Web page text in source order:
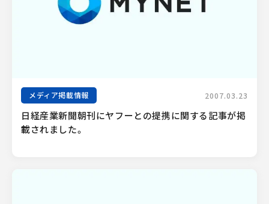
メディア掲載情報 2007.03.23
日経産業新聞朝刊にヤフーとの提携に関する記事が掲
載されました。